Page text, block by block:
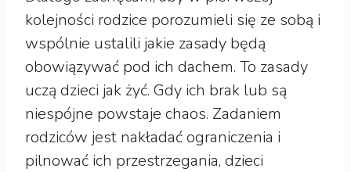
kolejności rodzice porozumieli się ze sobą i
wspólnie ustalili jakie zasady będą
obowiązywać pod ich dachem. To zasady
uczą dzieci jak żyć. Gdy ich brak lub są
niespójne powstaje chaos. Zadaniem
rodziców jest nakładać ograniczenia i
pilnować ich przestrzegania, dzieci